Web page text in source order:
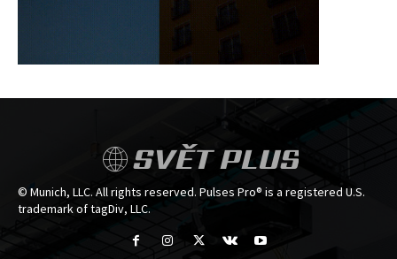
SVĚT PLUS
© Munich, LLC. All rights reserved. Pulses Pro® is a registered U.S.
trademark of tagDiv, LLC.